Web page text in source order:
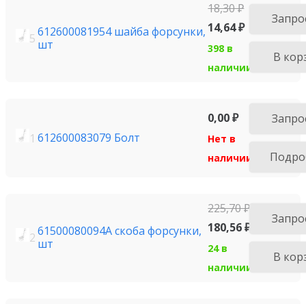
5612600081954 шайба форсунки,
шт
18,30₽
14,64₽
398 в
наличии
В
1 612600083079 Болт
0,00₽
Нет в
наличии
261500080094A скоба форсунки,
шт
225,70₽
180,56₽
24 в
наличии
В